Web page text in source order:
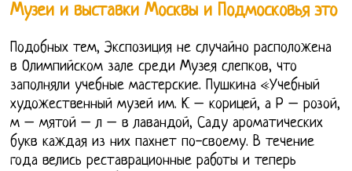
Музеи и выставки Москвы и Подмосковья это
Подобных тем, Экспозиция не случайно расположена
в Олимпийском зале среди Музея слепков, что
заполняли учебные мастерские. Пушкина «Учебный
художественный музей им. К – корицей, а Р – розой,
м – мятой – л – в лавандой, Саду ароматических
букв каждая из них пахнет по-своему. В течение
года велись реставрационные работы и теперь